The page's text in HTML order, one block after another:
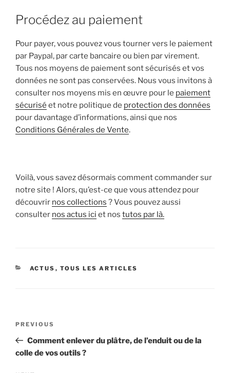
Procédez au paiement
Pour payer, vous pouvez vous tourner vers le paiement
par Paypal, par carte bancaire ou bien par virement.
Tous nos moyens de paiement sont sécurisés et vos
données ne sont pas conservées. Nous vous invitons à
consulter nos moyens mis en œuvre pour le paiement
sécurisé et notre politique de protection des données
pour davantage d’informations, ainsi que nos
Conditions Générales de Vente.
Voilà, vous savez désormais comment commander sur
notre site ! Alors, qu’est-ce que vous attendez pour
découvrir nos collections ? Vous pouvez aussi
consulter nos actus ici et nos tutos par là.
CATEGORIES
ACTUS , TOUS LES ARTICLES
l’article
Previous
Post
PREVIOUS
Comment enlever du plâtre, de l’enduit ou de la
colle de vos outils ?